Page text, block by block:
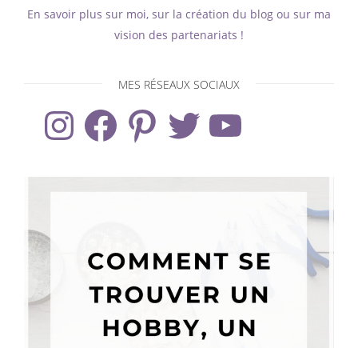
En savoir plus sur moi, sur la création du blog ou sur ma
vision des partenariats !
MES RÉSEAUX SOCIAUX
InstagramFacebook PinterestTwitter YouTube